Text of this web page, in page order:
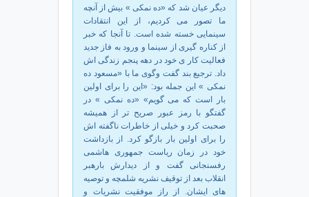
دیگر عیان شد که «ده نمکی » بیش از آنچه
ما تصور می کردیم، از این انتقادات
سینمایی خسته شده است. تا آنجا که خبر
از کناره گیری از سینما و ورود به فاز جدید
فعالیت کار ی خود در دهه پنجم زندگی اش
داد. ترجیع بند گفت وگوی ما با «مسعود ده
نمکی » این جمله بود: «این را برای اولین
بار است که می گویم» «ده نمکی » در
گفتگو با رمز عبور صریح تر از همیشه
صحبت کرد و خیلی از خاطرات ناگفته اش
را برای اولین بار بازگو کرد. از بازداشت
خود در زمان ریاست جمهوری هاشمی
رفسنجانی گفت و از دیدارش بارهبر
انقلاب بعد از توقیف نشریه شلمچه و توصیه
های ایشان. از راز موفقیت نشریات و